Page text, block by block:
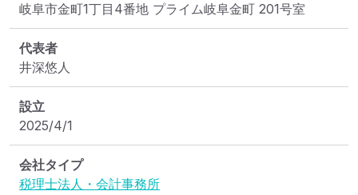
岐阜市金町1丁目4番地 プライム岐阜金町 201号室
代表者
井深悠人
設立
2025/4/1
会社タイプ
税理士法人・会計事務所